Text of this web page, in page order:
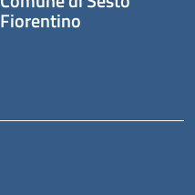
Fiorentino